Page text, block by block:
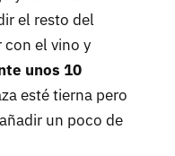
el resto del
el vino y
unos 10
esté tierna pero
un poco de